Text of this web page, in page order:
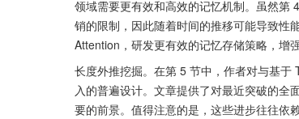
领域需要更有效和高效的记忆机制。虽然第
销的限制，因此随着时间的推移可能导致性
Attention，研发更有效的记忆存储策略，增
长度外推挖掘。在第 5 节中，作者对与基
入的普遍设计。文章提供了对最近突破的全
要的前景。值得注意的是，这些进步往往依